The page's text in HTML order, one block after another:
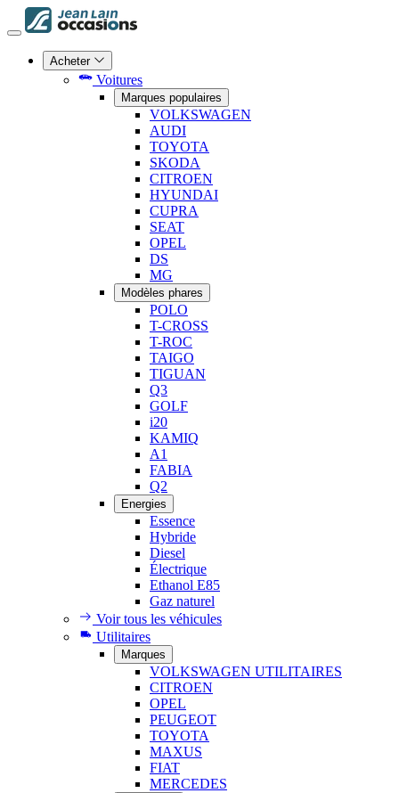
Acheter
Voitures
Marques populaires
VOLKSWAGEN
AUDI
TOYOTA
SKODA
CITROEN
HYUNDAI
CUPRA
SEAT
OPEL
DS
MG
Modèles phares
POLO
T-CROSS
T-ROC
TAIGO
TIGUAN
Q3
GOLF
i20
KAMIQ
A1
FABIA
Q2
Energies
Essence
Hybride
Diesel
Électrique
Ethanol E85
Gaz naturel
Voir tous les véhicules
Utilitaires
Marques
VOLKSWAGEN UTILITAIRES
CITROEN
OPEL
PEUGEOT
TOYOTA
MAXUS
FIAT
MERCEDES